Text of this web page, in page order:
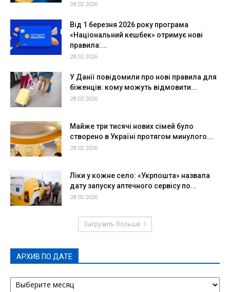
28.02.2026
Від 1 березня 2026 року програма
«Національний кешбек» отримує нові
правила:...
28.02.2026
У Данії повідомили про нові правила для
біженців: кому можуть відмовити...
28.02.2026
Майже три тисячі нових сімей було
створено в Україні протягом минулого...
28.02.2026
Ліки у кожне село: «Укрпошта» назвала
дату запуску аптечного сервісу по...
28.02.2026
Загрузить больше
АРХИВ ПО ДАТЕ
АРХИВ
ПО